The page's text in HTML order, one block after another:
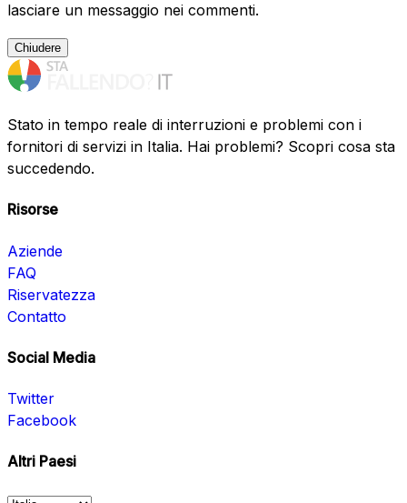
lasciare un messaggio nei commenti.
Chiudere
Stato in tempo reale di interruzioni e problemi con i
fornitori di servizi in Italia. Hai problemi? Scopri cosa sta
succedendo.
Risorse
Aziende
FAQ
Riservatezza
Contatto
Social Media
Twitter
Facebook
Altri Paesi